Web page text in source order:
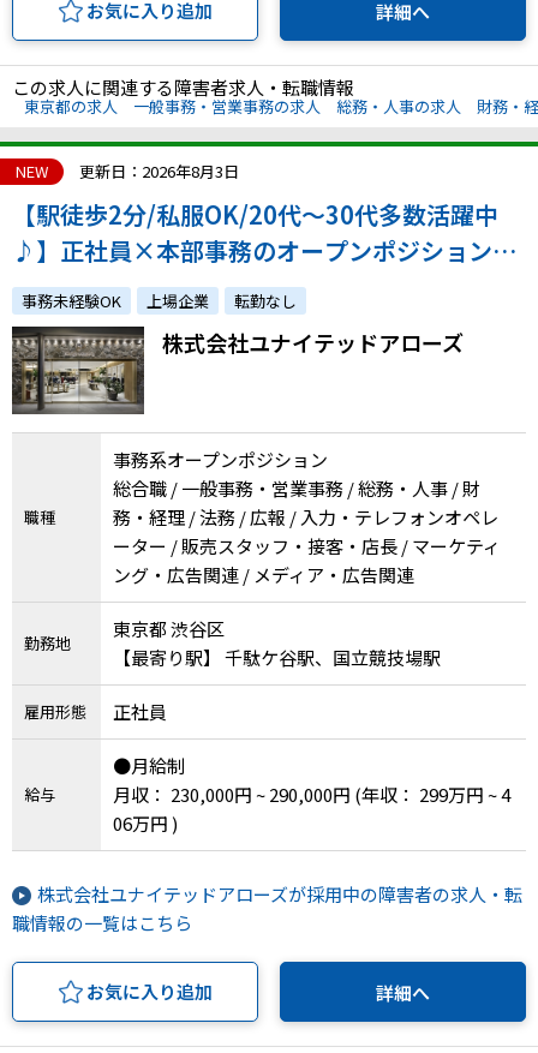
お気に入り追加 詳細へ
この求人に関連する障害者求人・転職情報
東京都の求人 一般事務・営業事務の求人 総務・人事の求人 財務・
NEW 更新日：2026年8月3日
【駅徒歩2分/私服OK/20代～30代多数活躍中
♪】正社員×本部事務のオープンポジション！
ファッション好き必見！atGP採用実績も多数あ
り！
事務未経験OK 上場企業 転勤なし
株式会社ユナイテッドアローズ
職種
事務系オープンポジション
総合職 / 一般事務・営業事務 / 総務・人事 / 財
務・経理 / 法務 / 広報 / 入力・テレフォンオペレ
ーター / 販売スタッフ・接客・店長 / マーケティ
ング・広告関連 / メディア・広告関連
勤務地
東京都 渋谷区
【最寄り駅】 千駄ケ谷駅、国立競技場駅
雇用形態 正社員
給与
●月給制
月収： 230,000円 ~ 290,000円 (年収： 299万円 ~ 4
06万円 )
株式会社ユナイテッドアローズが採用中の障害者の求人・転
職情報の一覧はこちら
お気に入り追加 詳細へ